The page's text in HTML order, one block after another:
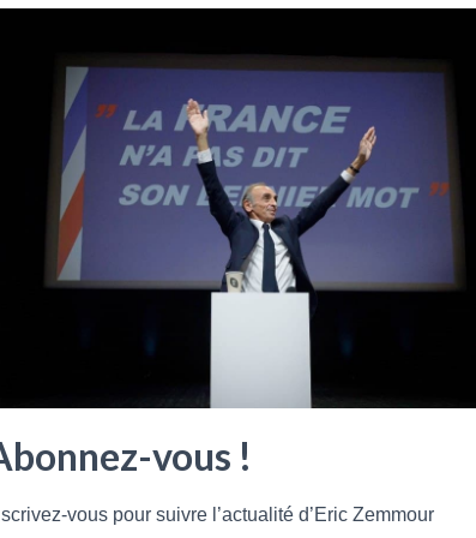
Lire plus
Ça se dispute
MARINE LE PEN : LA TORTURE À LA QUESTION
Marine Le Pen : la torture à la question
vous !
vous pour suivre l’actualité d’Eric Zemmour